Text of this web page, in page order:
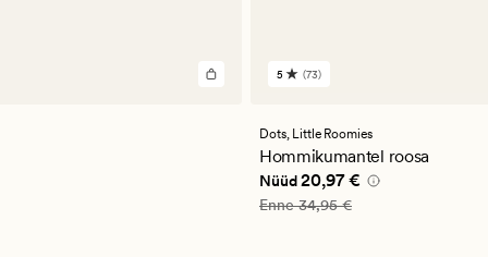
73
hinnanguga
5
5 (73)
Dots, Little Roomies
Hommikumantel roosa
Nåværende pris_ee
Nüüd20,97 €
Vanlig pris_ee
Enne34,95 €